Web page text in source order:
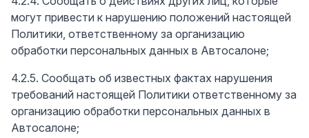
могут привести к нарушению положений настоящей
Политики, ответственному за организацию
обработки персональных данных в Автосалоне;
4.2.5. Сообщать об известных фактах нарушения
требований настоящей Политики ответственному за
организацию обработки персональных данных в
Автосалоне;